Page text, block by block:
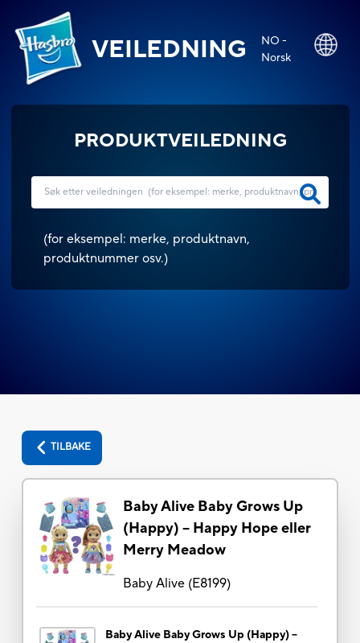
VEILEDNING
NO -
Norsk
PRODUKTVEILEDNING
(for eksempel: merke, produktnavn,
produktnummer osv.)
TILBAKE
Baby Alive Baby Grows Up
(Happy) – Happy Hope eller
Merry Meadow
Baby Alive(E8199)
Baby Alive Baby Grows Up (Happy) –